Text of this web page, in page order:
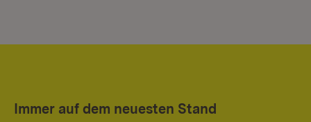
Immer auf dem neuesten Stand